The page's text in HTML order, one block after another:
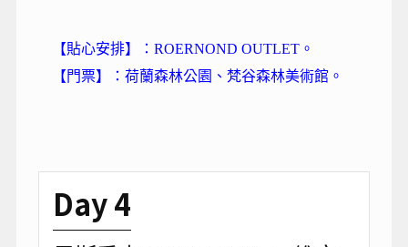
【貼心安排】：ROERNOND OUTLET。
【門票】：荷蘭森林公園、梵谷森林美術館。
Day 4